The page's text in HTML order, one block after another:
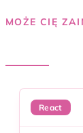
MOŻE CIĘ
React